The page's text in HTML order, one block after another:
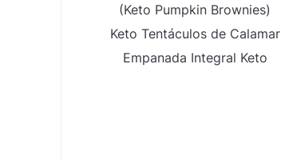
(Keto Pumpkin Brownies)
Keto Tentáculos de Calamar
Empanada Integral Keto